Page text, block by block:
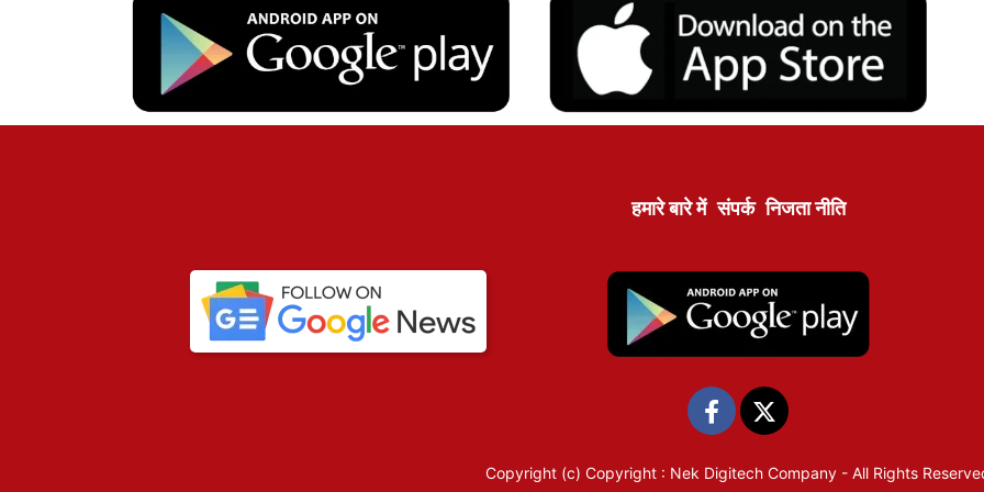
हमारे बारे में संपर्क निजता नीति
Copyright (c) Copyright : Nek Digitech Company - All Rights